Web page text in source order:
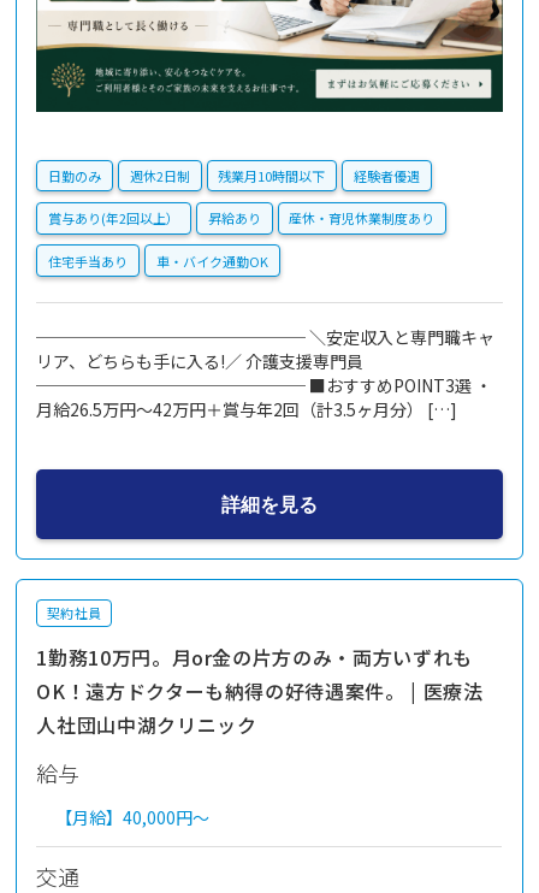
日勤のみ 週休2日制 残業月10時間以下 経験者優遇
賞与あり(年2回以上） 昇給あり 産休・育児休業制度あり
住宅手当あり 車・バイク通勤OK
──────────────── ＼安定収入と専門職キャ
リア、どちらも手に入る!／ 介護支援専門員
──────────────── ■おすすめPOINT3選 ・
月給26.5万円～42万円＋賞与年2回（計3.5ヶ月分） […]
詳細を見る
契約社員
1勤務10万円。月or金の片方のみ・両方いずれも
OK！遠方ドクターも納得の好待遇案件。 | 医療法
人社団山中湖クリニック
給与
【月給】40,000円～
交通